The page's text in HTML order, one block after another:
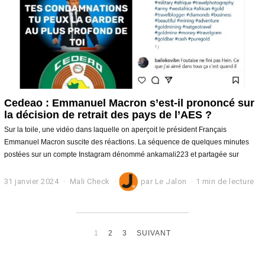
Cedeao : Emmanuel Macron s’est-il prononcé sur
la décision de retrait des pays de l’AES ?
Sur la toile, une vidéo dans laquelle on aperçoit le président Français
Emmanuel Macron suscite des réactions. La séquence de quelques minutes
postées sur un compte Instagram dénommé ankamali223 et partagée sur
31 janvier 2024 Mali Check par Le Jalon 1 min de lecture
1 2 3 SUIVANT